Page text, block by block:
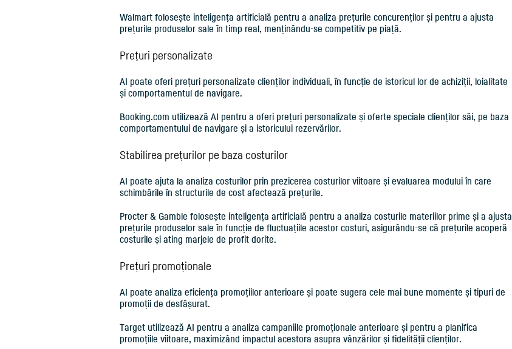
Walmart folosește inteligența artificială pentru a analiza prețurile concurenților și pentru a ajusta
prețurile produselor sale în timp real, menținându-se competitiv pe piață.
Prețuri personalizate
AI poate oferi prețuri personalizate clienților individuali, în funcție de istoricul lor de achiziții, loialitate
și comportamentul de navigare.
Booking.com utilizează AI pentru a oferi prețuri personalizate și oferte speciale clienților săi, pe baza
comportamentului de navigare și a istoricului rezervărilor.
Stabilirea prețurilor pe baza costurilor
AI poate ajuta la analiza costurilor prin prezicerea costurilor viitoare și evaluarea modului în care
schimbările în structurile de cost afectează prețurile.
Procter & Gamble folosește inteligența artificială pentru a analiza costurile materiilor prime și a ajusta
prețurile produselor sale în funcție de fluctuațiile acestor costuri, asigurându-se că prețurile acoperă
costurile și ating marjele de profit dorite.
Prețuri promoționale
AI poate analiza eficiența promoțiilor anterioare și poate sugera cele mai bune momente și tipuri de
promoții de desfășurat.
Target utilizează AI pentru a analiza campaniile promoționale anterioare și pentru a planifica
promoțiile viitoare, maximizând impactul acestora asupra vânzărilor și fidelității clienților.